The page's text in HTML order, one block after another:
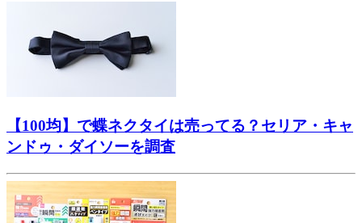
【100均】で蝶ネクタイは売ってる？セリア・キャ
ンドゥ・ダイソーを調査